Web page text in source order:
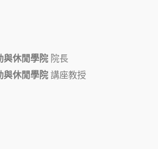
與休閒學院院長
與休閒學院講座教授